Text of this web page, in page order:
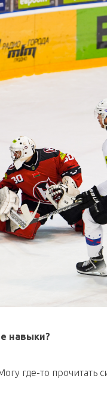
навыки?
где-то прочитать